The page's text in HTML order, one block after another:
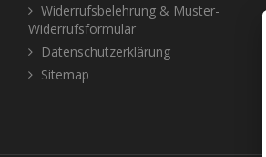
Widerrufsbelehrung & Muster-
Widerrufsformular
Datenschutzerklärung
Sitemap